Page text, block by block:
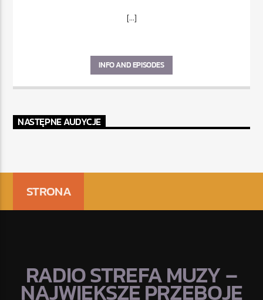
[...]
INFO AND EPISODES
NASTĘPNE AUDYCJE
STRONA
RADIO STREFA MUZY –
NAJWIĘKSZE PRZEBOJE